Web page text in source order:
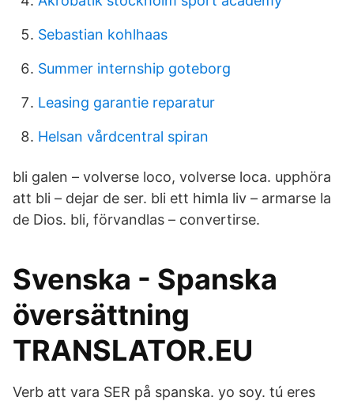
Sebastian kohlhaas
Summer internship goteborg
Leasing garantie reparatur
Helsan vårdcentral spiran
bli galen – volverse loco, volverse loca. upphöra
att bli – dejar de ser. bli ett himla liv – armarse la
de Dios. bli, förvandlas – convertirse.
Svenska - Spanska
översättning
TRANSLATOR.EU
Verb att vara SER på spanska. yo soy. tú eres